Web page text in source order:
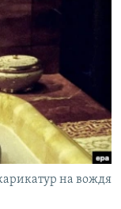
на вождя